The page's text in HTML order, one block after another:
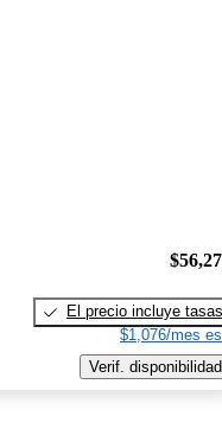
El precio incluye tasas
$1,076/mes
Verif. disponibilidad